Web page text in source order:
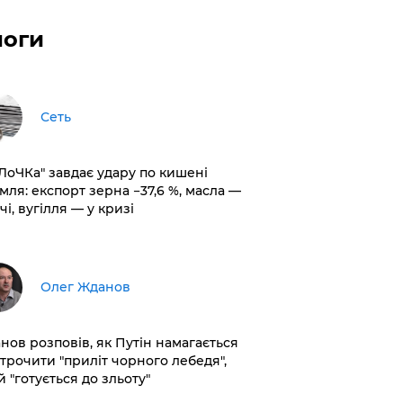
Сеть
завдає удару по кишені
експорт зерна −37,6 %, масла —
вугілля — у кризі
Олег Жданов
розповів, як Путін намагається
"приліт чорного лебедя",
"готується до зльоту"